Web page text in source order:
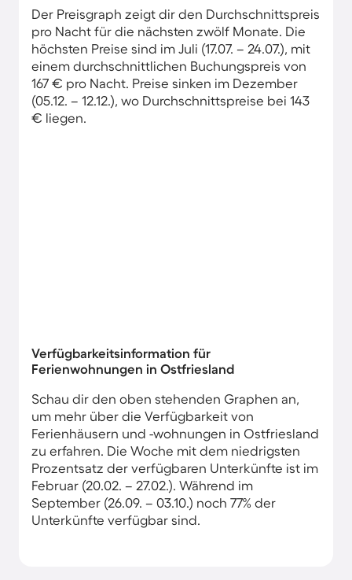
Der Preisgraph zeigt dir den Durchschnittspreis
pro Nacht für die nächsten zwölf Monate. Die
höchsten Preise sind im Juli (17.07. – 24.07.), mit
einem durchschnittlichen Buchungspreis von
167 € pro Nacht. Preise sinken im Dezember
(05.12. – 12.12.), wo Durchschnittspreise bei 143
€ liegen.
Verfügbarkeitsinformation für
Ferienwohnungen in Ostfriesland
Schau dir den oben stehenden Graphen an,
um mehr über die Verfügbarkeit von
Ferienhäusern und -wohnungen in Ostfriesland
zu erfahren. Die Woche mit dem niedrigsten
Prozentsatz der verfügbaren Unterkünfte ist im
Februar (20.02. – 27.02.). Während im
September (26.09. – 03.10.) noch 77% der
Unterkünfte verfügbar sind.